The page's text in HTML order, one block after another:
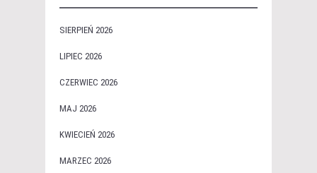
SIERPIEŃ 2026
LIPIEC 2026
CZERWIEC 2026
MAJ 2026
KWIECIEŃ 2026
MARZEC 2026